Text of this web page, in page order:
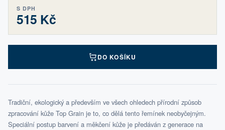
S DPH
515 Kč
DO KOŠÍKU
Tradiční, ekologický a především ve všech ohledech přírodní způsob
zpracování kůže Top Grain je to, co dělá tento řemínek neobyčejným.
Speciální postup barvení a měkčení kůže je předáván z generace na